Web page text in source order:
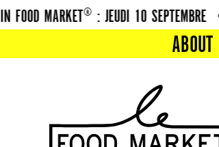
MARKET® : JEUDI 10 SEPTEMBRE •
ABOUT